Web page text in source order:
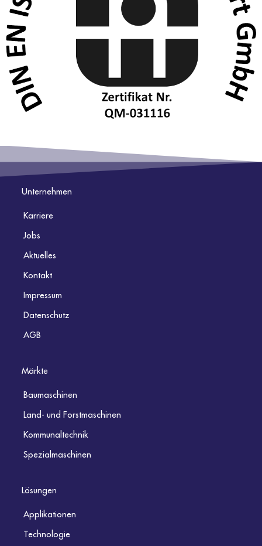
Unternehmen
Karriere
Jobs
Aktuelles
Kontakt
Impressum
Datenschutz
AGB
Märkte
Baumaschinen
Land- und Forstmaschinen
Kommunaltechnik
Spezialmaschinen
Lösungen
Applikationen
Technologie